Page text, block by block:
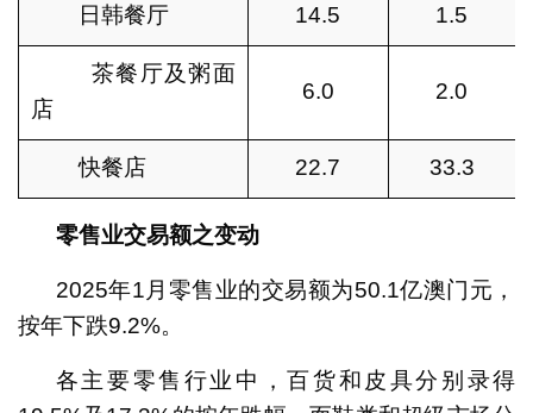
日韩餐厅 14.5 1.5
茶餐厅及粥面
店
6.0 2.0
快餐店 22.7 33.3
零售业交易额之变动
2025年1月零售业的交易额为50.1亿澳门元，
按年下跌9.2%。
各主要零售行业中，百货和皮具分别录得